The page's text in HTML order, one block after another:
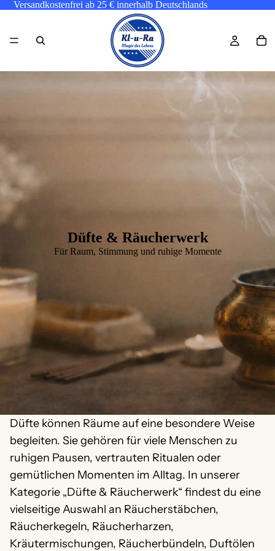
Versandkostenfrei ab 25 € innerhalb Deutschlands
Düfte & Räucherwerk
Für Raum, Stimmung und ruhige Momente
Düfte können Räume auf eine besondere Weise
begleiten. Sie gehören für viele Menschen zu
ruhigen Pausen, vertrauten Ritualen oder
gemütlichen Momenten im Alltag. In unserer
Kategorie „Düfte & Räucherwerk“ findest du eine
vielseitige Auswahl an Räucherstäbchen,
Räucherkegeln, Räucherharzen,
Kräutermischungen, Räucherbündeln, Duftölen